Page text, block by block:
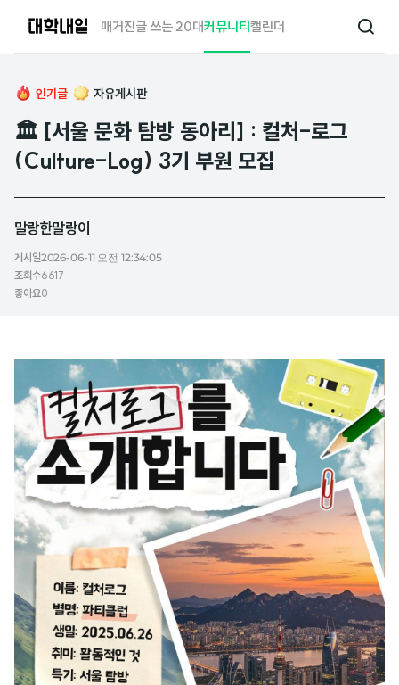
매거진글 쓰는 20대커뮤니티캘린더
검
인기글 자유게시판
🏛 [서울 문화 탐방 동아리] : 컬처-로그
(Culture-Log) 3기 부원 모집
말랑한말랑이
게시일2026-06-11 오전 12:34:05
조회수6617
좋아요0